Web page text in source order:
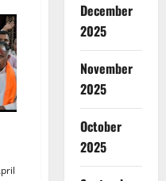
December
2025
November
2025
October
2025